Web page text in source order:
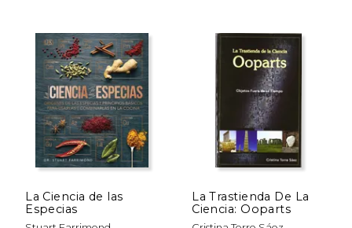
24%
dcto. $ 16.78
50%
dcto.
La Ciencia de las
Especias
La Trastienda De La
Ciencia: Ooparts